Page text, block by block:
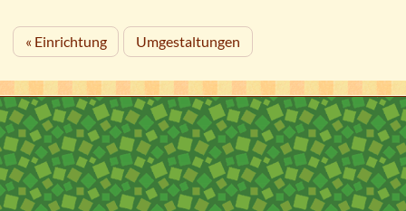
« Einrichtung Umgestaltungen